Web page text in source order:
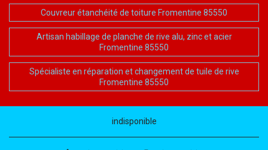
Couvreur étanchéité de toiture Fromentine 85550
Artisan habillage de planche de rive alu, zinc et acier
Fromentine 85550
Spécialiste en réparation et changement de tuile de rive
Fromentine 85550
indisponible